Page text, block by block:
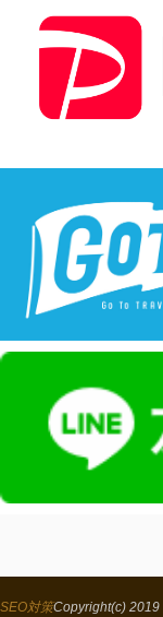
SEO対策Copyright(c) 2019